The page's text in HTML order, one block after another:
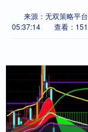
来源：无双策略平台
05:37:14
查看：151